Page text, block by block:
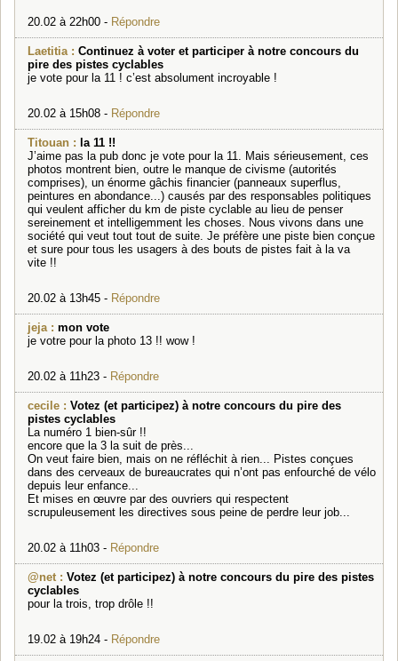
20.02 à 22h00 - Répondre
Laetitia : Continuez à voter et participer à notre concours du
pire des pistes cyclables
je vote pour la 11 ! c’est absolument incroyable !
20.02 à 15h08 - Répondre
Titouan : la 11 !!
J’aime pas la pub donc je vote pour la 11. Mais sérieusement, ces
photos montrent bien, outre le manque de civisme (autorités
comprises), un énorme gâchis financier (panneaux superflus,
peintures en abondance...) causés par des responsables politiques
qui veulent afficher du km de piste cyclable au lieu de penser
sereinement et intelligemment les choses. Nous vivons dans une
société qui veut tout tout de suite. Je préfère une piste bien conçue
et sure pour tous les usagers à des bouts de pistes fait à la va
vite !!
20.02 à 13h45 - Répondre
jeja : mon vote
je votre pour la photo 13 !! wow !
20.02 à 11h23 - Répondre
cecile : Votez (et participez) à notre concours du pire des
pistes cyclables
La numéro 1 bien-sûr !!
encore que la 3 la suit de près...
On veut faire bien, mais on ne réfléchit à rien... Pistes conçues
dans des cerveaux de bureaucrates qui n’ont pas enfourché de vélo
depuis leur enfance...
Et mises en œuvre par des ouvriers qui respectent
scrupuleusement les directives sous peine de perdre leur job...
20.02 à 11h03 - Répondre
@net : Votez (et participez) à notre concours du pire des pistes
cyclables
pour la trois, trop drôle !!
19.02 à 19h24 - Répondre